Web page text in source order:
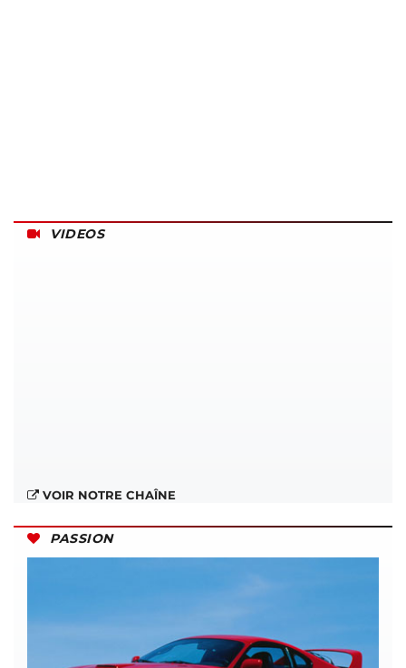
VIDEOS
VOIR NOTRE CHAÎNE
PASSION